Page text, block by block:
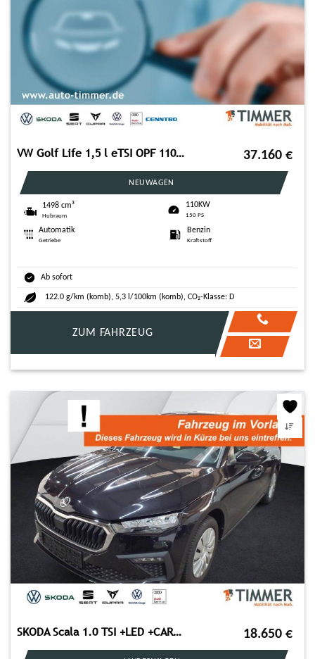
VW Golf Life 1,5 l eTSI OPF 110 kW (150 PS) 37.160 €
NEUWAGEN
1498 cm³
Hubraum
110KW
150 PS
Automatik
Getriebe
Benzin
Kraftstoff
Ab sofort
122.0 g/km (komb), 5,3 l/100km (komb), CO₂-Klasse: D
ZUM FAHRZEUG
SKODA Scala 1.0 TSI +LED +CARPLAY +SHZ +DAB +ALLWETTER 18.650 €